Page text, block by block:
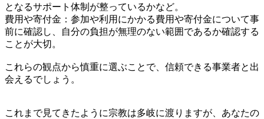
となるサポート体制が整っているかなど。
費用や寄付金：参加や利用にかかる費用や寄付金について事
前に確認し、自分の負担が無理のない範囲であるか確認する
ことが大切。
これらの観点から慎重に選ぶことで、信頼できる事業者と出
会えるでしょう。
これまで見てきたように宗教は多岐に渡りますが、あなたの